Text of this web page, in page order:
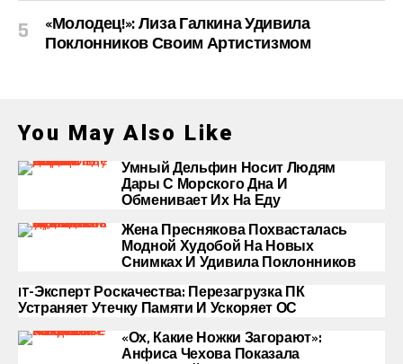
«Молодец!»: Лиза Галкина Удивила
Поклонников Своим Артистизмом
You May Also Like
Умный Дельфин Носит Людям
Дары С Морского Дна И
Обменивает Их На Еду
Жена Преснякова Похвасталась
Модной Худобой На Новых
Снимках И Удивила Поклонников
IT-Эксперт Роскачества: Перезагрузка ПК
Устраняет Утечку Памяти И Ускоряет ОС
«Ох, Какие Ножки Загорают»:
Анфиса Чехова Показала